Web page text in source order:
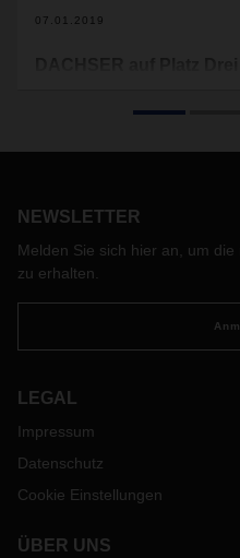
07.01.2019
landgebundenen
NEWSLETTER
Melden Sie sich hier an, um
zu erhalten.
LEGAL
Impressum
Datenschutz
Cookie Einstellungen
ÜBER UNS